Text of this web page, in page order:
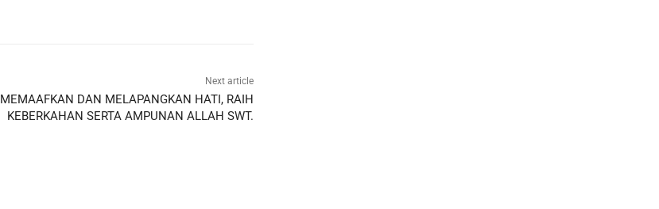
Next article
MEMAAFKAN DAN MELAPANGKAN HATI, RAIH
KEBERKAHAN SERTA AMPUNAN ALLAH SWT.